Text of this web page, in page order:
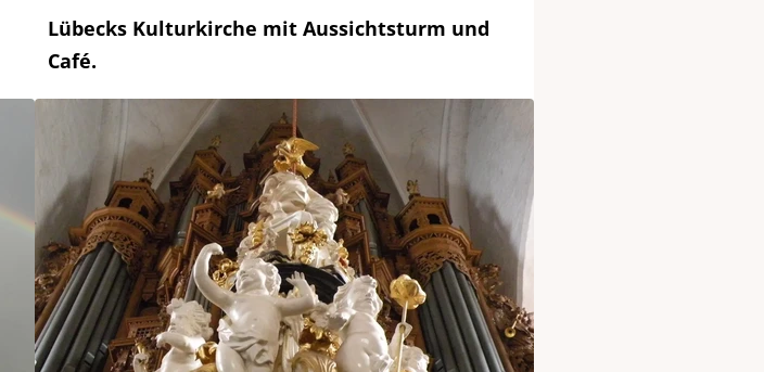
Lübecks Kulturkirche mit Aussichtsturm und
Café.